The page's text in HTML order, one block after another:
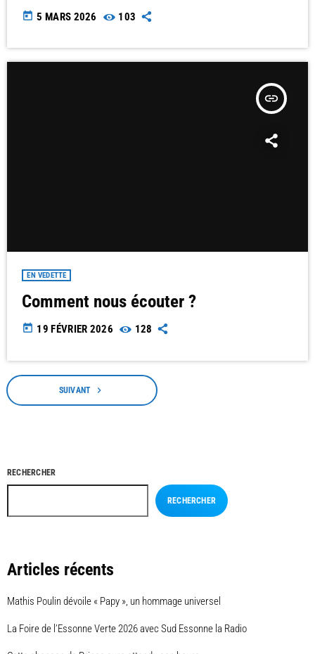
today 5 MARS 2026 103
insert_link
EN VEDETTE
Comment nous écouter ?
today 19 FÉVRIER 2026 128
SUIVANT navigate_next
RECHERCHER
RECHERCHER
Articles récents
Mathis Poulin dévoile « Papy », un hommage universel
La Foire de l’Essonne Verte 2026 avec Sud Essonne la Radio